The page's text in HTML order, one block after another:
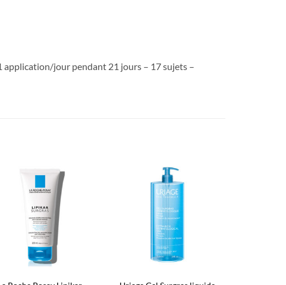
application/jour pendant 21 jours – 17 sujets –